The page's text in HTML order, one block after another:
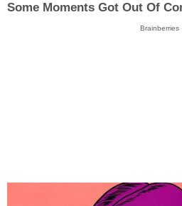
Some Moments Got Out Of
Brainberries